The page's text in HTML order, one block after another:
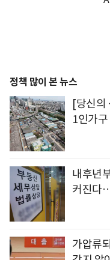
정책 많이 본 뉴스
[당신의
1인가
내후년
커진다
가압류